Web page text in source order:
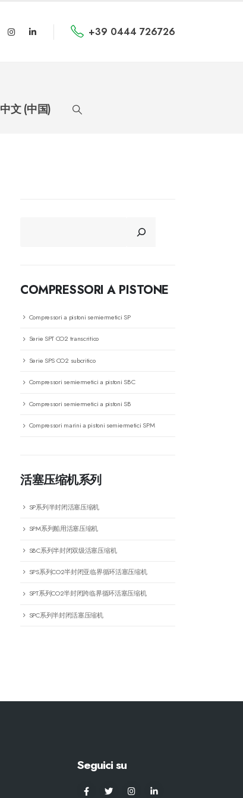
+39 0444 726726
中文 (中国)
COMPRESSORI A PISTONE
Compressori a pistoni semiermetici SP
Serie SPT CO2 transcritico
Serie SPS CO2 subcritico
Compressori semiermetici a pistoni SBC
Compressori semiermetici a pistoni SB
Compressori marini a pistoni semiermetici SPM
活塞压缩机系列
SP系列半封闭活塞压缩机
SPM系列船用活塞压缩机
SBC系列半封闭双级活塞压缩机
SPS系列CO2半封闭亚临界循环活塞压缩机
SPT系列CO2半封闭跨临界循环活塞压缩机
SPC系列半封闭活塞压缩机
Seguici su